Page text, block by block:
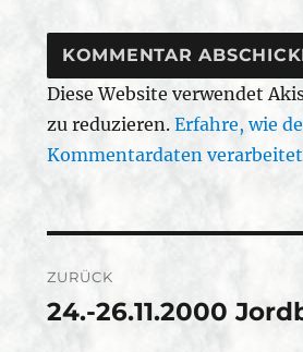
Diese Website verwendet
zu reduzieren. Erfahre, wie
Kommentardaten
ZURÜCK
Vorheriger
24.-26.11.2000